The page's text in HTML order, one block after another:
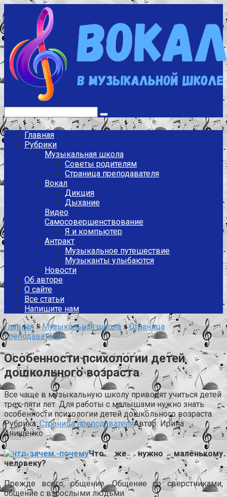
к
контенту
Главная
Рубрики
Музыкальная школа
Советы родителям
Страница преподавателя
Вокал
Дикция
Дыхание
Видео
Самосовершенствование
Я и компьютер
Антракт
Музыкальное путешествие
Музыканты улыбаются
Новости
Об авторе
О сайте
Все статьи
Напишите нам
Главная » Музыкальная школа » Страница
преподавателя
Особенности психологии детей
дошкольного возраста
Все чаще в музыкальную школу приводят учиться детей
трех-пяти лет. Для работы с малышами нужно знать
особенности психологии детей дошкольного возраста.
Рубрика: Страница преподавателяАвтор: Ирина
Анищенко
Что же нужно маленькому
человеку?
Прежде всего, общение. Общение со сверстниками,
общение с взрослыми людьми.